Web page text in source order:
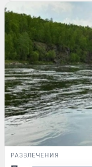
РАЗВЛЕЧЕНИЯ